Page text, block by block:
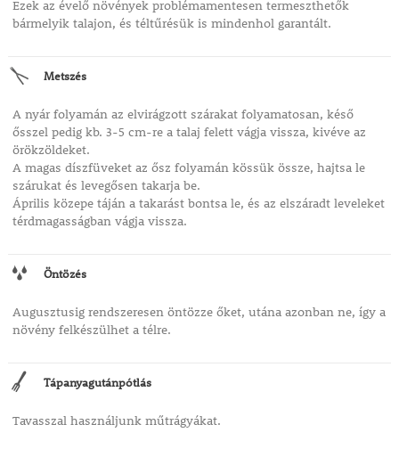
Ezek az évelő növények problémamentesen termeszthetők
bármelyik talajon, és téltűrésük is mindenhol garantált.
Metszés
A nyár folyamán az elvirágzott szárakat folyamatosan, késő
ősszel pedig kb. 3-5 cm-re a talaj felett vágja vissza, kivéve az
örökzöldeket.
A magas díszfüveket az ősz folyamán kössük össze, hajtsa le
szárukat és levegősen takarja be.
Április közepe táján a takarást bontsa le, és az elszáradt leveleket
térdmagasságban vágja vissza.
Öntözés
Augusztusig rendszeresen öntözze őket, utána azonban ne, így a
növény felkészülhet a télre.
Tápanyagutánpótlás
Tavasszal használjunk műtrágyákat.